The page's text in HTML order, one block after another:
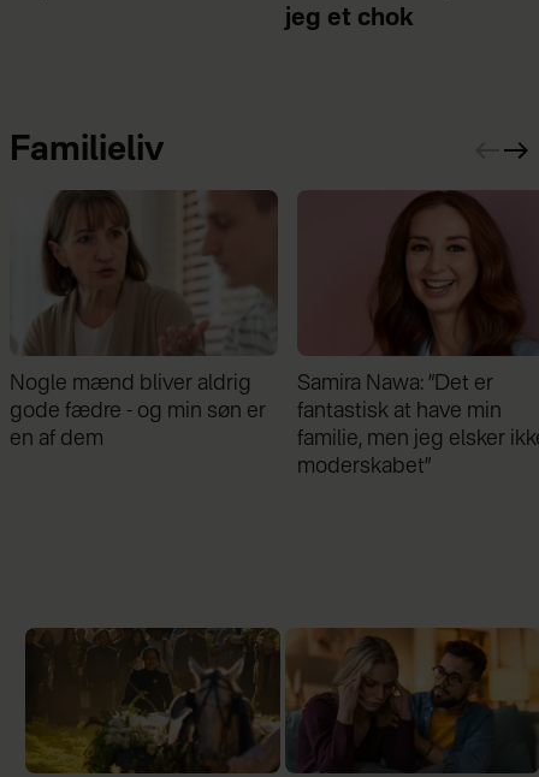
jeg et chok
Familieliv
Samira Nawa: ”Det er
fantastisk at have min
familie, men jeg elsker ikke
Jeg valgte at blive skilt
min mand - da jeg en dag
gik forbi hans hus, fik jeg
chok